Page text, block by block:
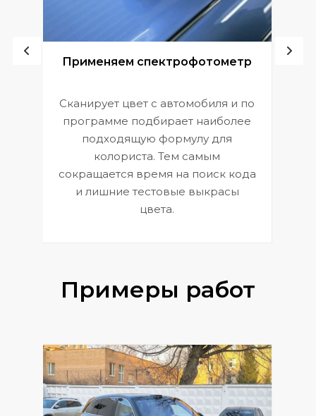
Применяем спектрофотометр
Сканирует цвет с автомобиля и по
программе подбирает наиболее
подходящую формулу для
колориста. Тем самым
сокращается время на поиск кода
и лишние тестовые выкрасы
цвета.
Примеры работ